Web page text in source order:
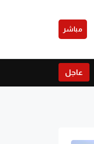
مباشر
عاجل